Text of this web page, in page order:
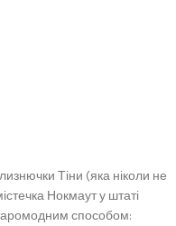
Тіни (яка ніколи не
Нокмаут у штаті
способом: